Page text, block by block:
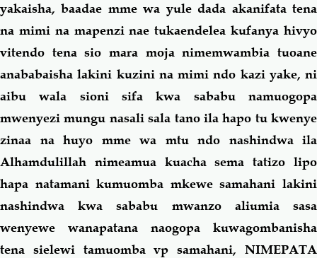
Fiqh-Ibaadah Duaa-Adhkaar
Fataawa Za Ulamaa Kauli Za Salaf
Akhlaaq-Aadaab Raqaaiq
Familia-Jamii Maswali-Majibu
Chemsha Bongo
Mapishi
yakaisha, baadae mme wa yule dada akanifata tena
na mimi na mapenzi nae tukaendelea kufanya hivyo
vitendo tena sio mara moja nimemwambia tuoane
anababaisha lakini kuzini na mimi ndo kazi yake, ni
aibu wala sioni sifa kwa sababu namuogopa
mwenyezi mungu nasali sala tano ila hapo tu kwenye
zinaa na huyo mme wa mtu ndo nashindwa ila
Alhamdulillah nimeamua kuacha sema tatizo lipo
hapa natamani kumuomba mkewe samahani lakini
nashindwa kwa sababu mwanzo aliumia sasa
wenyewe wanapatana naogopa kuwagombanisha
tena sielewi tamuomba vp samahani, NIMEPATA